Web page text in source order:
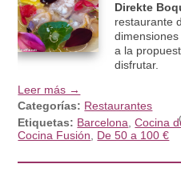
Direkte
restaurante
a la
disfrutar.
Leer más →
Categorías: Restaurantes
Etiquetas: Barcelona ,Cocina
Cocina Fusión
De 50 a 100 €